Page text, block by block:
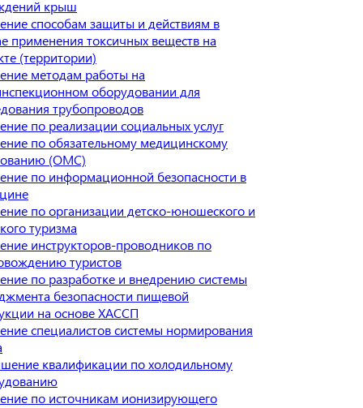
крыш
способам защиты и действиям в
применения токсичных веществ на
(территории)
методам работы на
оборудовании для
трубопроводов
по реализации социальных услуг
по обязательному медицинскому
(ОМС)
по информационной безопасности в
по организации детско-юношеского и
туризма
инструкторов-проводников по
туристов
по разработке и внедрению системы
безопасности пищевой
на основе ХАССП
специалистов системы нормирования
квалификации по холодильному
по источникам ионизирующего